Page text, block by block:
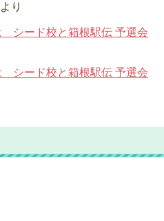
より
シード校と箱根駅伝 予選会
シード校と箱根駅伝 予選会